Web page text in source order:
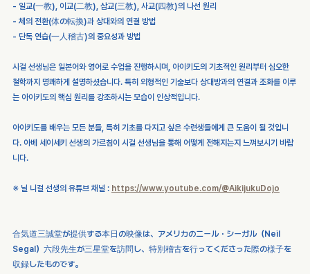
- 일교(一教), 이교(二教), 삼교(三教), 사교(四教)의 나선 원리
- 체의 전환(体の転換)과 상대와의 연결 방법
- 단독 연습(一人稽古)의 중요성과 방법
시걸 선생님은 일본어와 영어로 수업을 진행하시며, 아이키도의 기초적인 원리부터 심오한
철학까지 명쾌하게 설명하셨습니다. 특히 외형적인 기술보다 상대방과의 연결과 조화를 이루
는 아이키도의 핵심 원리를 강조하시는 모습이 인상적입니다.
아이키도를 배우는 모든 분들, 특히 기초를 다지고 싶은 수련생들에게 큰 도움이 될 것입니
다. 아베 세이세키 선생의 가르침이 시걸 선생님을 통해 어떻게 전해지는지 느껴보시기 바랍
니다.
※ 닐 니걸 선생의 유튜브 채널 : https://www.youtube.com/@AikijukuDojo
合気道三誠堂が提供する本日の映像は、アメリカのニール・シーガル（Neil
Segal）六段先生が三星堂を訪問し、特別稽古を行ってくださった際の様子を
収録したものです。